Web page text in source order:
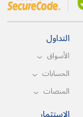
التداول
الأسواق
الحسابات
المنصات